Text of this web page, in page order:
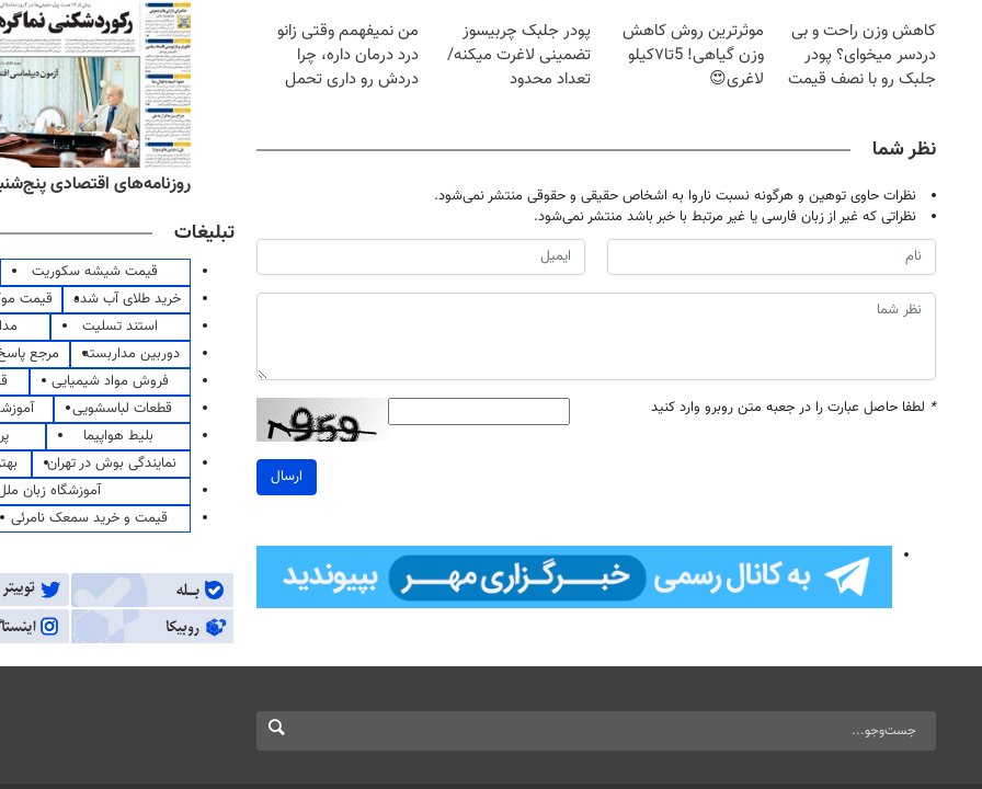
کاهش وزن راحت و بی
دردسر میخوای؟ پودر
جلبک رو با نصف قیمت
موثرترین روش کاهش
وزن گیاهی! 5تا۷کیلو
لاغری😍
پودر جلبک چربیسوز
تضمینی لاغرت میکنه/
تعداد محدود
من نمیفهمم وقتی زانو
درد درمان داره، چرا
دردش رو داری تحمل
نظر شما
نظرات حاوی توهین و هرگونه نسبت ناروا به اشخاص حقیقی و حقوقی منتشر نمی‌شود.
نظراتی که غیر از زبان فارسی یا غیر مرتبط با خبر باشد منتشر نمی‌شود.
* لطفا حاصل عبارت را در جعبه متن روبرو وارد کنید
ارسال
روزنامه‌های اقتصادی چهارشنبه ۱۴ مرداد ۱۴۰۵ روزنامه‌های ورزشی پنج‌شنبه ۱۵ مرداد ۱۴۰۵ روزنامه‌های اقتصادی پنج‌شنبه ۱۵ مرداد
تبلیغات
قیمت شیشه سکوریت
خرید طلای آب شده
قیمت
استند تسلیت
دوربین مداربسته
مرجع
فروش مواد شیمیایی
قطعات لباسشویی
بلیط هواپیما
نمایندگی بوش در تهران
آموزشگاه زبان
قیمت و خرید سمعک نامرئی